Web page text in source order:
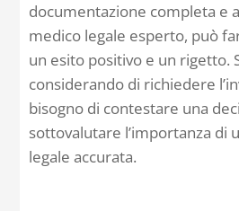
documentazione completa e
medico legale esperto, può
un esito positivo e un rigetto.
considerando di richiedere
bisogno di contestare una
sottovalutare l’importanza di
legale accurata.